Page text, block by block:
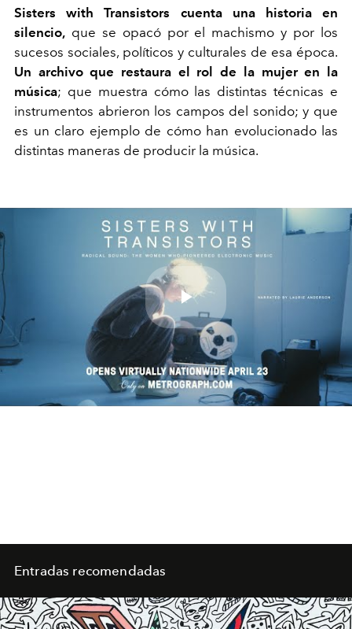
Sisters with Transistors cuenta una historia en
silencio, que se opacó por el machismo y por los
sucesos sociales, políticos y culturales de esa época.
Un archivo que restaura el rol de la mujer en la
música; que muestra cómo las distintas técnicas e
instrumentos abrieron los campos del sonido; y que
es un claro ejemplo de cómo han evolucionado las
distintas maneras de producir la música.
Play
Video
Entradas recomendadas